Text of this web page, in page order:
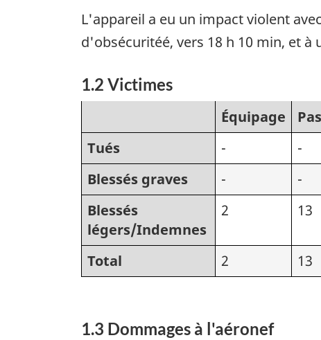
L'appareil a eu un impact violent
d'obsécuritéé, vers 18 h 10 min, et à
1.2 Victimes
Équipage
Tués
- -
Blessés graves
- -
Blessés
légers/Indemnes
2 13
Total 2 13
1.3 Dommages à l'aéronef